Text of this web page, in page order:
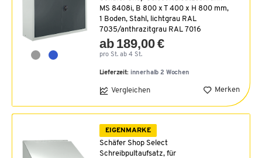
MS 8408i, B 800 x T 400 x H 800 mm,
1 Boden, Stahl, lichtgrau RAL
7035/anthrazitgrau RAL 7016
ab 189,00 €
pro St. ab 4 St.
Lieferzeit: innerhalb 2 Wochen
Vergleichen Merken
EIGENMARKE
Schäfer Shop Select
Schreibpultaufsatz, für